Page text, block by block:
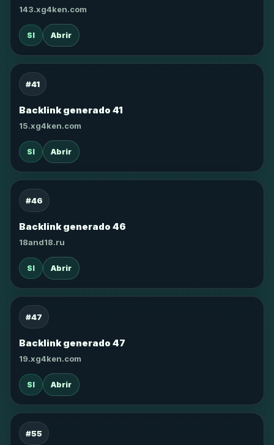
143.xg4ken.com
SI Abrir
#41
Backlink generado 41
15.xg4ken.com
SI Abrir
#46
Backlink generado 46
18and18.ru
SI Abrir
#47
Backlink generado 47
19.xg4ken.com
SI Abrir
#55